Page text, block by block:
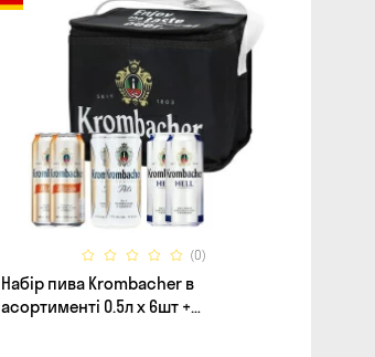
(0)
Набір пива Krombacher в
асортименті 0.5л х 6шт +